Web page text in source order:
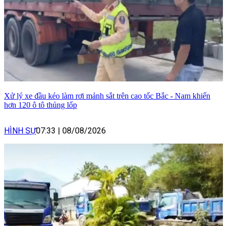
Xử lý xe đầu kéo làm rơi mảnh sắt trên cao tốc Bắc - Nam khiến
hơn 120 ô tô thủng lốp
HÌNH SỰ07:33 08/08/2026